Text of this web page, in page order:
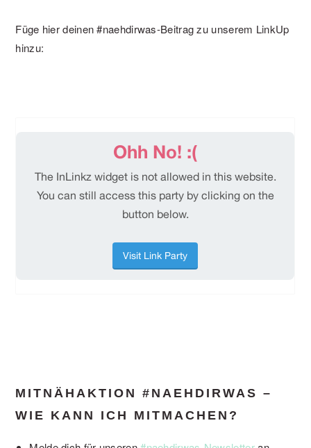
Füge hier deinen #naehdirwas-Beitrag zu unserem LinkUp
hinzu:
MITNÄHAKTION #NAEHDIRWAS –
WIE KANN ICH MITMACHEN?